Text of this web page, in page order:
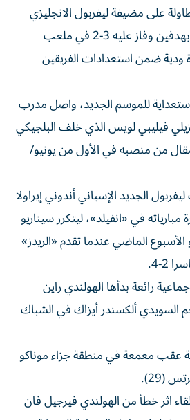
على مضيفة ليفربول الانجليزي
بعدما كان متأخراً أمامه بهدفين وفاز عليه 3-2 في ملعب
ودية ضمن استعدادات الفريقين
للموسم الجديد، واصل مدرب
فيليبي لويس الذي خلف البلجيكي
من منصبه في الأول من يونيو/
الجديد الإسباني أندوني إيراولا
في «انفيلد»، ليتكرر سيناريو
الماضي عندما تقدم «الريدز»
4.
رائعة بدأها الهولندي راين
السويدي ألكسندر أيزاك في الشباك
عقب معمعة في منطقة جزاء موناكو
(29).
اثر خطأ من الهولندي فيرجيل فان